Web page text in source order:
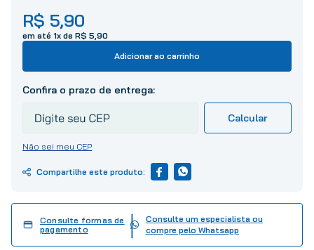
R$ 5,90
em até 1x de R$ 5,90
Adicionar ao carrinho
Não sei meu CEP
Consulte formas de
pagamento
Consulte um especialista ou
compre pelo Whatsapp
8º
torneira
9 º
telha